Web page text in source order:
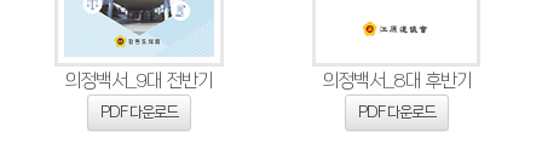
의정백서_9대 전반기
PDF 다운로드
의정백서_8대 후반기
PDF 다운로드